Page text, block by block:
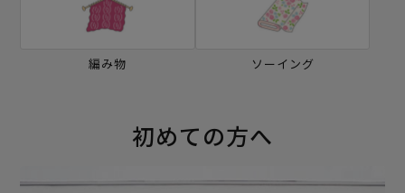
編み物 ソーイング
初めての方へ